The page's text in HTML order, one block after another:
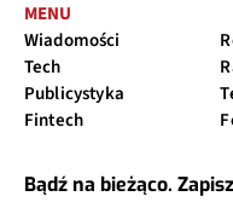
MENU
Wiadomości
Tech
Publicystyka
Fintech
Bądź na bieżąco.